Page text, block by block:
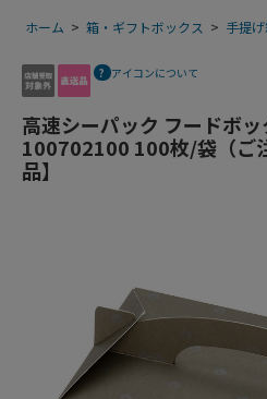
ホーム > 箱・ギフトボックス > 手提
アイコンについて
高速シーパック フードボ
100702100 100枚/袋（ご
品】